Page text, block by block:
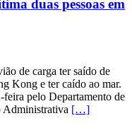
duas pessoas em
de carga ter saído de
Kong e ter caído ao mar.
feira pelo Departamento de
[…]